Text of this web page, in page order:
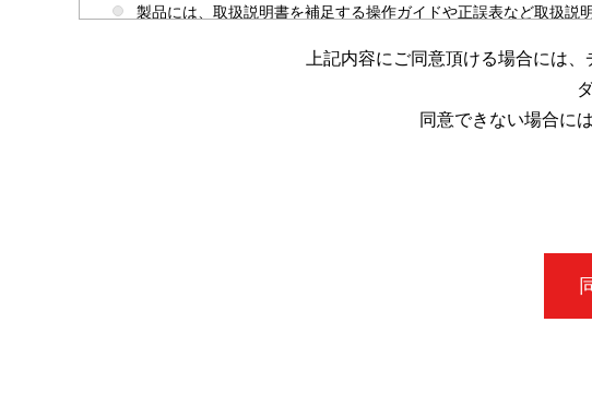
製品には、取扱説明書を補足する操作ガイドや正誤表など取扱
本サイトのサービスは予告なく中止または内容を変更する場合
場合がありますのであらかじめご了承ください。
上記内容にご同意頂ける場合には
同意できない場合に